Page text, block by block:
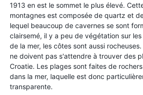
1913 en est le sommet le plus élevé.
montagnes est composée de quartz et
lequel beaucoup de cavernes se sont
clairsemé, il y a peu de végétation sur
de la mer, les côtes sont aussi
ne doivent pas s'attendre à trouver des
Croatie. Les plages sont faites de
dans la mer, laquelle est donc
transparente.